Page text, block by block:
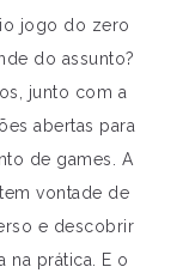
jogo do zero
do assunto?
junto com a
abertas para
de games. A
vontade de
e descobrir
prática. E o